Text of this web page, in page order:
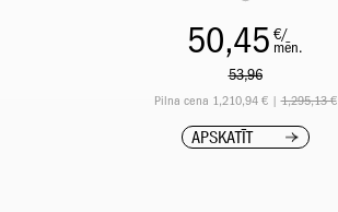
50,45 €/
mēn.
53,96
Pilna cena 1,210,94 € |1,295,13 €
APSKATĪT